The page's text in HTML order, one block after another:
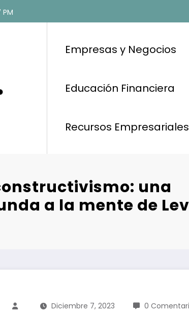
PM
Empresas y Negocios
Educación Financiera
Recursos Empresariales
una
a la mente de Lev
Diciembre 7, 2023 0